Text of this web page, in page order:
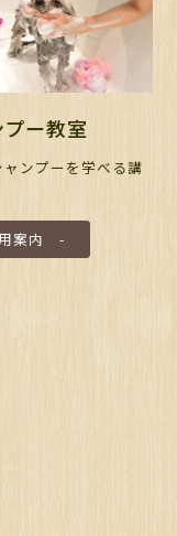
ー教室
ャンプーを学べる講
案内 -